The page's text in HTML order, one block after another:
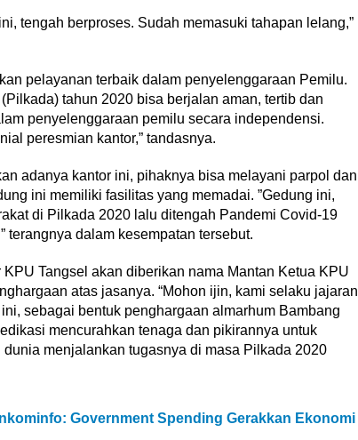
tengah berproses. Sudah memasuki tahapan lelang,”
pelayanan terbaik dalam penyelenggaraan Pemilu.
tahun 2020 bisa berjalan aman, tertib dan
penyelenggaraan pemilu secara independensi.
peresmian kantor,” tandasnya.
adanya kantor ini, pihaknya bisa melayani parpol dan
ini memiliki fasilitas yang memadai. ”Gedung ini,
di Pilkada 2020 lalu ditengah Pandemi Covid-19
terangnya dalam kesempatan tersebut.
Tangsel akan diberikan nama Mantan Ketua KPU
atas jasanya. “Mohon ijin, kami selaku jajaran
sebagai bentuk penghargaan almarhum Bambang
mencurahkan tenaga dan pikirannya untuk
menjalankan tugasnya di masa Pilkada 2020
Government Spending Gerakkan Ekonomi